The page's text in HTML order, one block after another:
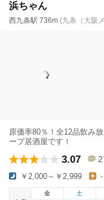
浜ちゃん
西九条駅 736m (九条（大阪
原価率80％！全12品飲み
ープ居酒屋です！
3.07
￥2,000～￥2,999 -
金
土